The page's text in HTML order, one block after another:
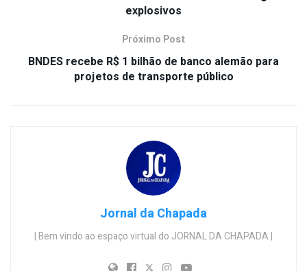
explosivos
Próximo Post
BNDES recebe R$ 1 bilhão de banco alemão para
projetos de transporte público
Jornal da Chapada
| Bem vindo ao espaço virtual do JORNAL DA CHAPADA |